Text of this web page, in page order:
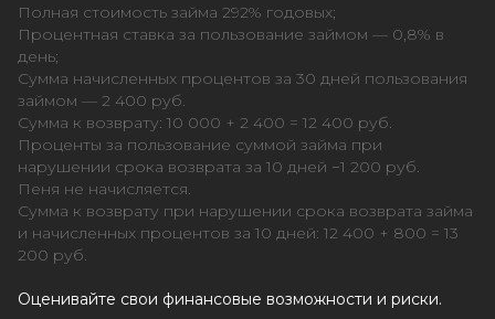
Полная стоимость займа 292% годовых;
Процентная ставка за пользование займом — 0,8% в
день;
Сумма начисленных процентов за 30 дней пользования
займом — 2 400 руб.
Сумма к возврату: 10 000 + 2 400 = 12 400 руб.
Проценты за пользование суммой займа при
нарушении срока возврата за 10 дней −1 200 руб.
Пеня не начисляется.
Сумма к возврату при нарушении срока возврата займа
и начисленных процентов за 10 дней: 12 400 + 800 = 13
200 руб.
Оценивайте свои финансовые возможности и риски.